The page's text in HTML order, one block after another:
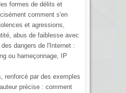
formes de délits et
comment s'en
et agressions,
abus de faiblesse avec
dangers de l'Internet :
ou hameçonnage, IP
renforcé par des exemples
précise : comment